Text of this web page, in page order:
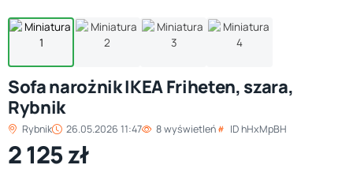
Sofa narożnik IKEA Friheten, szara,
Rybnik
Rybnik 26.05.2026 11:47 8 wyświetleń ID hHxMpBH
2 125 zł